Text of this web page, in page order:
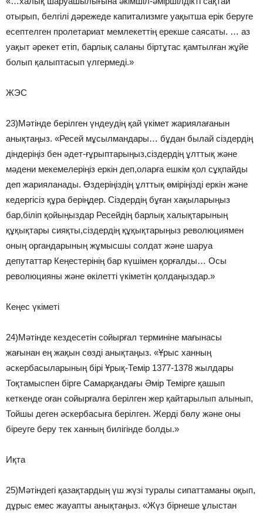
отырып, белгілі дәрежеде капитализмге уақытша ерік беруге
есептелген пролетариат мемлекеттің ерекше саясаты. … аз
уақыт әрекет етіп, барлық саланы біртұтас қамтылған жұйе
болып қалыптасып үлгермеді.»
ЖЭС
23)Мәтінде берілген үндеудің қай үкімет жариялағанын
анықтаңыз. «Ресей мұсылмандары… бұдан былай сіздердің
діндеріңіз бен әдет-ғұрыптарыңыз,сіздердің ұлттық және
мәдени мекемелеріңіз еркін деп,оларға ешкім қол сұқпайды
деп жарияланады. Өздеріңіздің ұлттық өміріңізді еркін және
кедергісіз құра беріңдер. Сіздердің бұған хақыларыңыз
бар,біліп қойыңыздар Ресейдің барлық халықтарының
құқықтары сияқты,сіздердің құқықтарыңыз революциямен
оның органдарының жұмысшы солдат және шаруа
депутаттар Кеңестерінің бар күшімен қорғалды… Осы
революцияны және өкілетті үкіметін қолдаңыздар.»
Кеңес үкіметі
24)Мәтінде кездесетін сойырғал терминіне мағынасы
жағынан ең жақын сөзді анықтаңыз. «Ұрыс ханның
әскербасыларының бірі Ұрық-Темір 1377-1378 жылдары
Тоқтамыспен бірге Самарқандағы Әмір Темірге қашып
кеткенде оған сойырғалға берілген жер қайтарылып алынып,
Тойшы деген әскербасыға берілген. Жерді бөлу және оны
біреуге беру тек ханның билігінде болды.»
Иқта
25)Мәтіндегі қазақтардың үш жүзі туралы сипаттаманы оқып,
дұрыс емес жауапты анықтаңыз. «Жүз бірнеше ұлыстан